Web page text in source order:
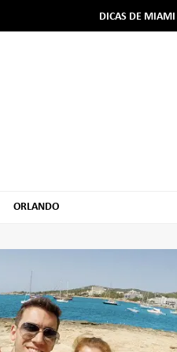
DICAS DE MIAMI
ORLANDO